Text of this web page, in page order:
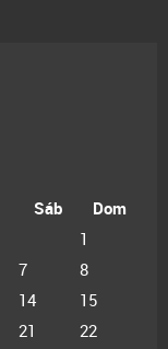
Sáb
Dom
1
7
8
14
15
21
22